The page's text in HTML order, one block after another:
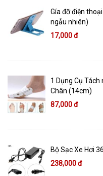
Gía đỡ điện
ngẫu nhiên)
17,000 đ
1 Dụng Cụ Tách
Chân (14cm)
87,000 đ
Bộ Sạc Xe Hơi
238,000 đ